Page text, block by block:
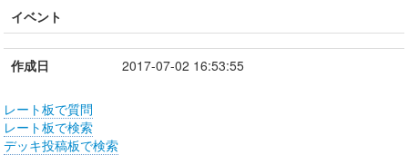
イベント
作成日 2017-07-02 16:53:55
レート板で質問
レート板で検索
デッキ投稿板で検索